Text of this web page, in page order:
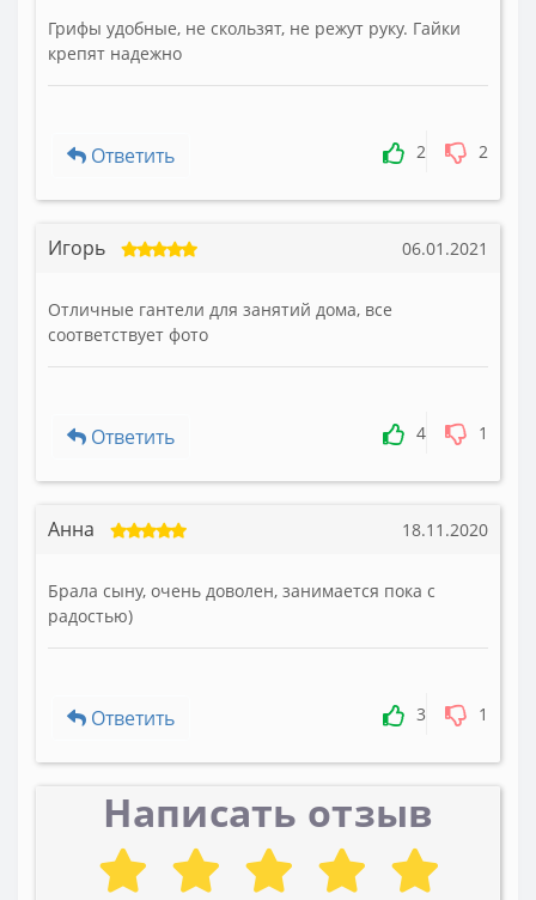
Грифы удобные, не скользят, не режут руку. Гайки
крепят надежно
2 2
Ответить
Игорь 06.01.2021
Отличные гантели для занятий дома, все
соответствует фото
4 1
Ответить
Анна 18.11.2020
Брала сыну, очень доволен, занимается пока с
радостью)
3 1
Ответить
Написать отзыв